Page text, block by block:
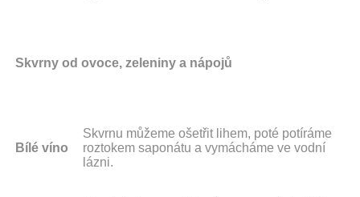
Skvrny od ovoce, zeleniny a nápojů
Bílé víno
Skvrnu můžeme ošetřit lihem, poté potíráme
roztokem saponátu a vymácháme ve vodní
lázni.